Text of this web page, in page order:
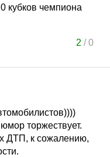
кубков чемпиона
2 /0
торжествует.
ДТП, к сожалению,